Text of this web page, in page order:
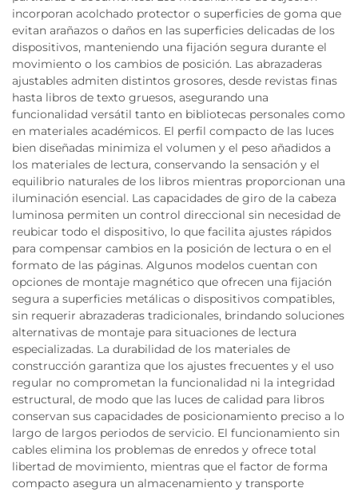
incorporan acolchado protector o superficies de goma que
evitan arañazos o daños en las superficies delicadas de los
dispositivos, manteniendo una fijación segura durante el
movimiento o los cambios de posición. Las abrazaderas
ajustables admiten distintos grosores, desde revistas finas
hasta libros de texto gruesos, asegurando una
funcionalidad versátil tanto en bibliotecas personales como
en materiales académicos. El perfil compacto de las luces
bien diseñadas minimiza el volumen y el peso añadidos a
los materiales de lectura, conservando la sensación y el
equilibrio naturales de los libros mientras proporcionan una
iluminación esencial. Las capacidades de giro de la cabeza
luminosa permiten un control direccional sin necesidad de
reubicar todo el dispositivo, lo que facilita ajustes rápidos
para compensar cambios en la posición de lectura o en el
formato de las páginas. Algunos modelos cuentan con
opciones de montaje magnético que ofrecen una fijación
segura a superficies metálicas o dispositivos compatibles,
sin requerir abrazaderas tradicionales, brindando soluciones
alternativas de montaje para situaciones de lectura
especializadas. La durabilidad de los materiales de
construcción garantiza que los ajustes frecuentes y el uso
regular no comprometan la funcionalidad ni la integridad
estructural, de modo que las luces de calidad para libros
conservan sus capacidades de posicionamiento preciso a lo
largo de largos periodos de servicio. El funcionamiento sin
cables elimina los problemas de enredos y ofrece total
libertad de movimiento, mientras que el factor de forma
compacto asegura un almacenamiento y transporte